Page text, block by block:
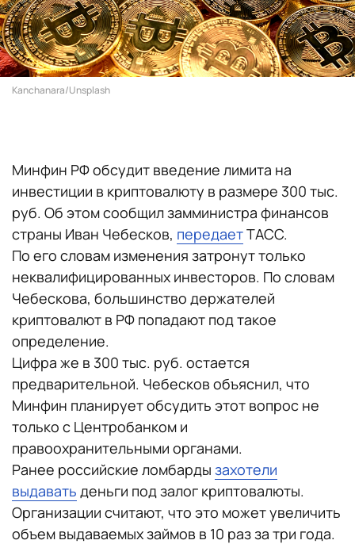
Kanchanara/Unsplash
Минфин РФ обсудит введение лимита на
инвестиции в криптовалюту в размере 300 тыс.
руб. Об этом сообщил замминистра финансов
страны Иван Чебесков, передаетТАСС.
По его словам изменения затронут только
неквалифицированных инвесторов. По словам
Чебескова, большинство держателей
криптовалют в РФ попадают под такое
определение.
Цифра же в 300 тыс. руб. остается
предварительной. Чебесков объяснил, что
Минфин планирует обсудить этот вопрос не
только с Центробанком и
правоохранительными органами.
Ранее российские ломбарды захотели
выдавать деньги под залог криптовалюты.
Организации считают, что это может увеличить
объем выдаваемых займов в 10 раз за три года.